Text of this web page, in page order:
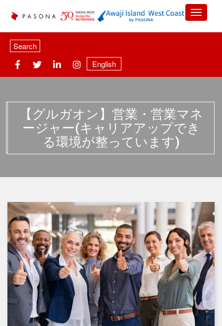
Search
English
【グルガオン】営業・営業マネ
ージャー(キャリアアップでき
る環境が整っています)